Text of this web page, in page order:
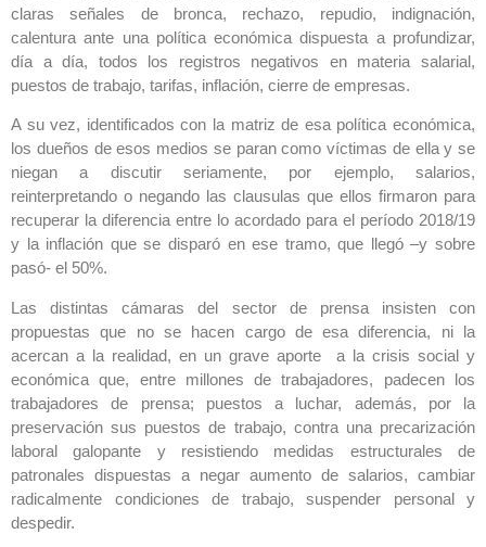
claras señales de bronca, rechazo, repudio, indignación,
calentura ante una política económica dispuesta a profundizar,
día a día, todos los registros negativos en materia salarial,
puestos de trabajo, tarifas, inflación, cierre de empresas.
A su vez, identificados con la matriz de esa política económica,
los dueños de esos medios se paran como víctimas de ella y se
niegan a discutir seriamente, por ejemplo, salarios,
reinterpretando o negando las clausulas que ellos firmaron para
recuperar la diferencia entre lo acordado para el período 2018/19
y la inflación que se disparó en ese tramo, que llegó –y sobre
pasó- el 50%.
Las distintas cámaras del sector de prensa insisten con
propuestas que no se hacen cargo de esa diferencia, ni la
acercan a la realidad, en un grave aporte a la crisis social y
económica que, entre millones de trabajadores, padecen los
trabajadores de prensa; puestos a luchar, además, por la
preservación sus puestos de trabajo, contra una precarización
laboral galopante y resistiendo medidas estructurales de
patronales dispuestas a negar aumento de salarios, cambiar
radicalmente condiciones de trabajo, suspender personal y
despedir.